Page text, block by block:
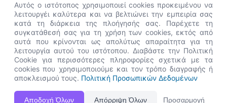
Η Ιστοσελίδα ΑνΑΔ είναι πλήρως συμβατή με τις νεότερες εκδόσεις, Google Chrome, Mozilla Firefox,
Apple Safari καθώς και Internet Explorer.
👋 Καλώς ήρθες! Είμαι η Νόησις.
Πες μου πώς μπορώ να σε βοηθήσω
σήμερα.
Αυτός ο ιστότοπος χρησιμοποιεί cookies προκειμένου να
λειτουργέι καλύτερα και να βελτιώνει την εμπειρία σας
κατά τη διάρκεια της πλοήγησής σας. Παρέχετε τη
συγκατάθεσή σας για τη χρήση των cookies, εκτός από
αυτά που κρίνονται ως απολύτως απαραίτητα για τη
λειτουργία αυτού του ιστότοπου. Διαβάστε την Πολιτική
Cookie για περισσότερες πληροφορίες σχετικά με τα
cookies που χρησιμοποιούμε και τον τρόπο διαγραφής ή
αποκλεισμού τους. Πολιτική Προσωπικών Δεδομένων
Αποδοχή Όλων Απόρριψη Όλων Προσαρμογή